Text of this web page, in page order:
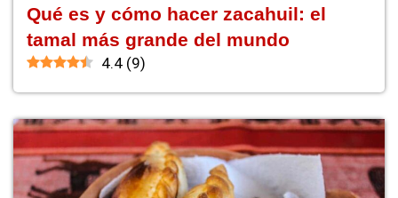
Qué es y cómo hacer zacahuil: el
tamal más grande del mundo
4.4 (9)